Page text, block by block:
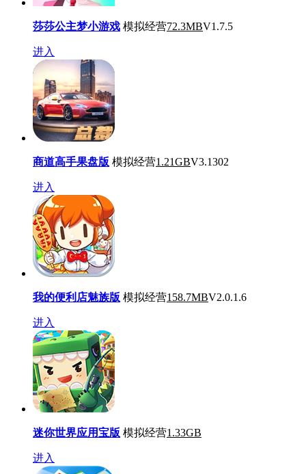
莎莎公主梦小游戏 模拟经营72.3MBV1.7.5
进入
商道高手果盘版 模拟经营1.21GBV3.1302
进入
我的便利店魅族版 模拟经营158.7MBV2.0.1.6
进入
迷你世界应用宝版 模拟经营1.33GB
进入